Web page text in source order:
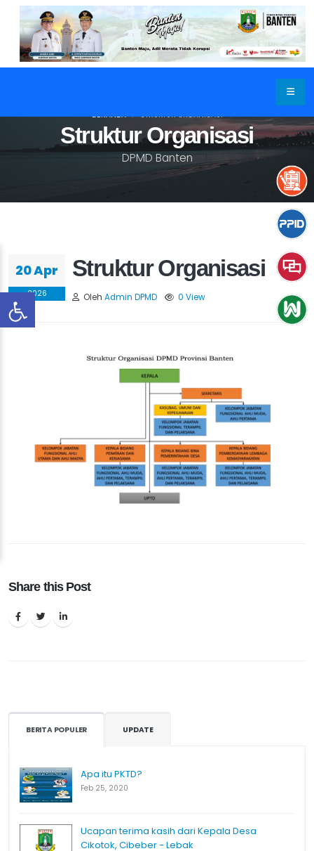
Struktur Organisasi
DPMD Banten
BERANDA STRUKTUR ORGANISASI
20 Apr
2026
Struktur Organisasi
Oleh Admin DPMD 0 View
Share this Post
BERITA POPULER UPDATE
Apa itu PKTD?
Feb 25, 2020
Ucapan terima kasih dari Kepala Desa
Cikotok, Cibeber - Lebak